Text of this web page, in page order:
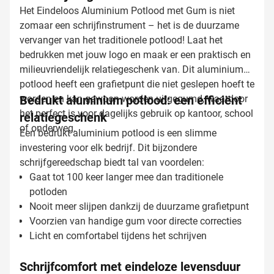
Het Eindeloos Aluminium Potlood met Gum is niet
zomaar een schrijfinstrument – het is de duurzame
vervanger van het traditionele potlood! Laat het
bedrukken met jouw logo en maak er een praktisch en
milieuvriendelijk relatiegeschenk van. Dit aluminium
potlood heeft een grafietpunt die niet geslepen hoeft te
worden en kan gewoon worden uitgegumd, waardoor
het perfect is voor dagelijks gebruik op kantoor, school
of onderweg.
Bedrukt aluminium potlood: een efficiënt
relatiegeschenk
Een bedrukt aluminium potlood is een slimme
investering voor elk bedrijf. Dit bijzondere
schrijfgereedschap biedt tal van voordelen:
Gaat tot 100 keer langer mee dan traditionele
potloden
Nooit meer slijpen dankzij de duurzame grafietpunt
Voorzien van handige gum voor directe correcties
Licht en comfortabel tijdens het schrijven
Schrijfcomfort met eindeloze levensduur